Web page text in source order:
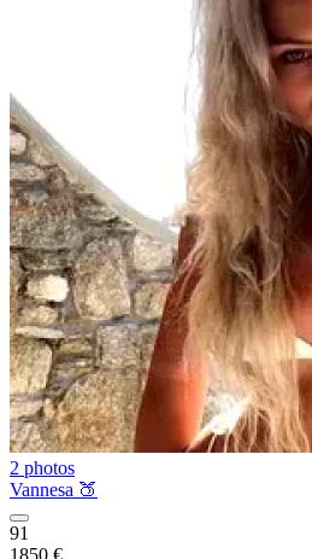
2 photos
Vannesa 🍑
91
1850 €